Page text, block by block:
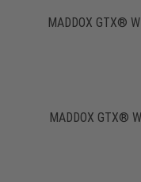
MADDOX GTX®
MADDOX GTX®